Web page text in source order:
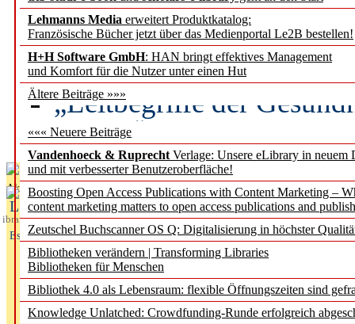
Lehmanns Media erweitert Produktkatalog:
Französische Bücher jetzt über das Medienportal Le2B bestellen!
H+H Software GmbH: HAN bringt effektives Management
und Komfort für die Nutzer unter einen Hut
Ältere Beiträge »»»
««« Neuere Beiträge
Vandenhoeck & Ruprecht Verlage: Unsere eLibrary in neuem
und mit verbesserter Benutzeroberfläche!
Boosting Open Access Publications with Content Marketing –
content marketing matters to open access publications and
Zeutschel Buchscanner OS Q: Digitalisierung in höchster
Bibliotheken verändern | Transforming Libraries
Bibliotheken für Menschen
Bibliothek 4.0 als Lebensraum: flexible Öffnungszeiten sind
Knowledge Unlatched: Crowdfunding-Runde erfolgreich
Künstliche Intelligenz
besser zu verstehen
„Leitbegriffe der
des BIÖG erscheinen
Aktuelles aus
L
ibrary
Essentials